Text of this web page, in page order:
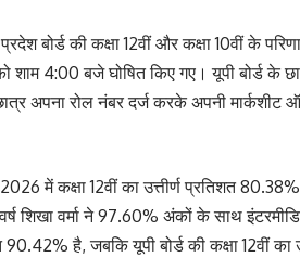
बोर्ड की कक्षा 12वीं और कक्षा 10वीं के
शाम 4:00 बजे घोषित किए गए। यूपी बोर्ड के
अपना रोल नंबर दर्ज करके अपनी मार्कशीट
में कक्षा 12वीं का उत्तीर्ण प्रतिशत
वर्मा ने 97.60% अंकों के साथ इंटरमीडिएट
90.42% है, जबकि यूपी बोर्ड की कक्षा 12वीं का